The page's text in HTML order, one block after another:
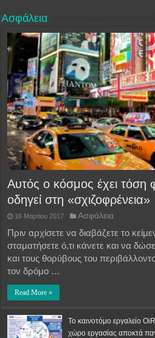
Ασφάλεια
Αυτός ο κόσμος έχει τόση
οδηγεί στη «σχιζοφρένεια»
16 Μαρτίου 2017 Ασφάλεια
Πριν αρχίσετε να διαβάζετε το
σταματήσετε ό,τι κάνετε και να
και τους θορύβους του
τον δρόμο …
Read More »
Το καινοτόμο εργαλείο
χώρο εργασίας αποκτά